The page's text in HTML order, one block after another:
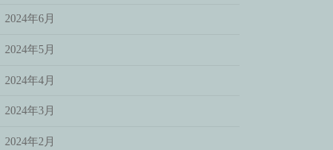
2024年6月
2024年5月
2024年4月
2024年3月
2024年2月